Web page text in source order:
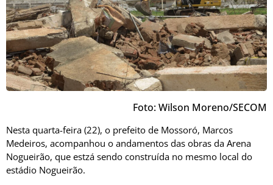
Foto: Wilson Moreno/SECOM
Nesta quarta-feira (22), o prefeito de Mossoró, Marcos
Medeiros, acompanhou o andamentos das obras da Arena
Nogueirão, que estzá sendo construída no mesmo local do
estádio Nogueirão.